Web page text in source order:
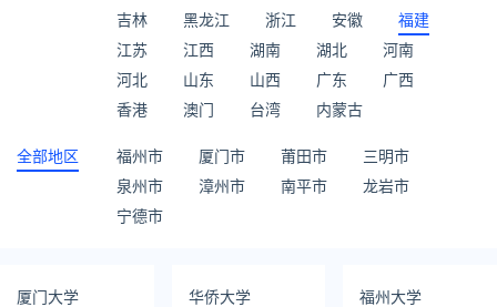
吉林
黑龙江 浙江 安徽
福建
江苏
江西 湖南 湖北
河南
河北
山东 山西 广东
广西
香港
澳门 台湾 内蒙古
全部地区 福州市 厦门市 莆田市
三明市
泉州市
漳州市 南平市
龙岩市
宁德市
厦门大学 华侨大学 福州大学